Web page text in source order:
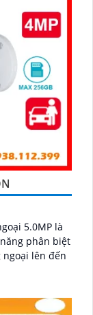
5.0MP là
phân biệt